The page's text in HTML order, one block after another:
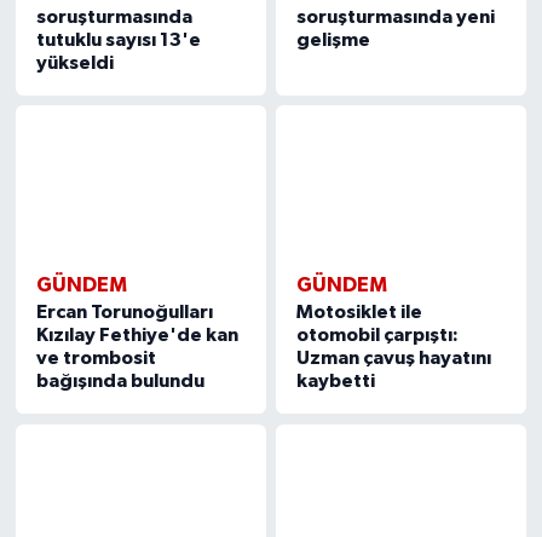
soruşturmasında
tutuklu sayısı 13'e
yükseldi
soruşturmasında yeni
gelişme
GÜNDEM
Ercan Torunoğulları
Kızılay Fethiye'de kan
ve trombosit
bağışında bulundu
GÜNDEM
Motosiklet ile
otomobil çarpıştı:
Uzman çavuş hayatını
kaybetti